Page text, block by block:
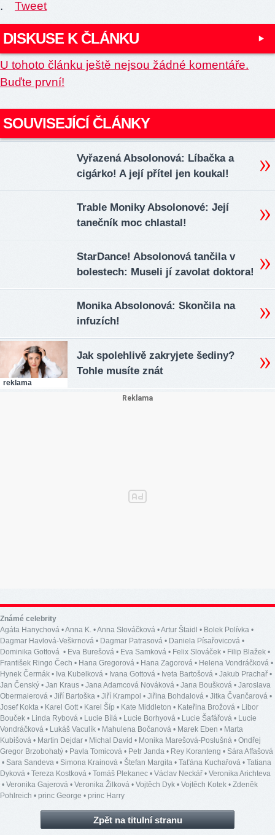
. Tweet
DISKUSE K ČLÁNKU
U tohoto článku ještě nejsou žádné komentáře.
Buďte první!
SOUVISEJÍCÍ ČLÁNKY
Vyřazená Absolonová: Líbačka a
cigárko! A její přítel jen koukal!
Trable Moniky Absolonové: Její
tanečník moc chlastal!
StarDance! Absolonová tančila v
bolestech: Museli jí zavolat doktora!
Monika Absolonová: Skončila na
infuzích!
reklama
Jak spolehlivě zakryjete šediny?
Tohle musíte znát
Známé celebrity
Agáta Hanychová •Anna K. •Anna Slováčková •Artur Štaidl • Bolek Polívka •
Dagmar Havlová-Veškrnová • Dagmar Patrasová • Daniela Písařovicová •
Dominika Gottová • Eva Burešová • Eva Samková • Felix Slováček • Filip Blažek •
František Ringo Čech • Hana Gregorová • Hana Zagorová • Helena Vondráčková •
Hynek Čermák • Iva Kubelková • Ivana Gottová • Iveta Bartošová • Jakub Prachař •
Jan Čenský • Jan Kraus • Jana Adamcová Nováková • Jana Boušková • Jaroslava
Obermaierová • Jiří Bartoška • Jiří Krampol • Jiřina Bohdalová • Jitka Čvančarová •
Josef Kokta • Karel Gott• Karel Šíp • Kate Middleton • Kateřina Brožová • Libor
Bouček • Linda Rybová • Lucie Bílá • Lucie Borhyová • Lucie Šafářová • Lucie
Vondráčková • Lukáš Vaculík • Mahulena Bočanová • Marek Eben • Marta
Kubišová • Martin Dejdar • Michal David • Monika Marešová-Poslušná • Ondřej
Gregor Brzobohatý • Pavla Tomicová • Petr Janda • Rey Koranteng • Sára Affašová
• Sara Sandeva • Simona Krainová • Štefan Margita • Taťána Kuchařová • Tatiana
Dyková • Tereza Kostková • Tomáš Plekanec • Václav Neckář • Veronika Arichteva
• Veronika Gajerová • Veronika Žilková • Vojtěch Dyk • Vojtěch Kotek • Zdeněk
Pohlreich • princ George • princ Harry
Zpět na titulní stranu